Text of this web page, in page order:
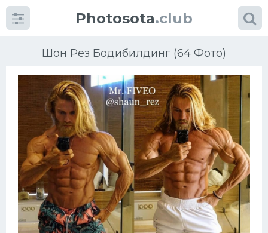
Photosota.club
Шон Рез Бодибилдинг (64 Фото)
КатегорииФото
Еще картинки...
Футбол
Баскетбол